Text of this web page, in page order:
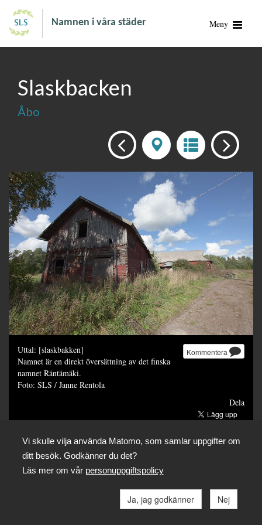
Namnen i våra städer Meny
Slaskbacken
Åbo
Kommentera
Uttal: [slaskbakken]
Namnet är en direkt översättning av det finska
namnet Räntämäki.
Foto: SLS / Janne Rentola
Dela
Vi skulle vilja använda Matomo, som samlar uppgifter om
ditt besök. Godkänner du det?
Läs mer om vår personuppgiftspolicy
Ja, jag godkänner Nej